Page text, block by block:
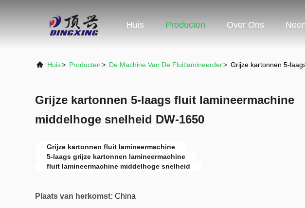
Huis Producten Over Ons
Huis> Producten> De Machine Van De Fluitlamineerder> Grijze kartonnen 5-
Grijze kartonnen 5-laags fluit lamineermachine
middelhoge snelheid DW-1650
Grijze kartonnen fluit lamineermachine
5-laags grijze kartonnen lamineermachine
fluit lamineermachine middelhoge snelheid
Plaats van herkomst: China